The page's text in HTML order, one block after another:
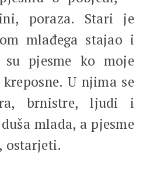
poraza. Stari je
mlađega stajao i
pjesme ko moje
U njima se
brnistre, ljudi i
mlada, a pjesme
ostarjeti.